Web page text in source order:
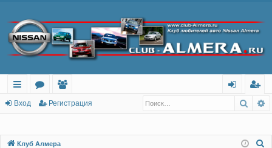
с
лк
о
м
ол
ов
ег
тр
Вход Регистрация
Клуб Алмера